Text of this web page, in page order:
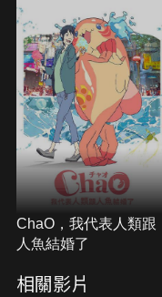
建築師納蘭巴耶爾（
計謀而結婚，扮演著
也沒察覺的情況下墜
卻無法說出真相。兩
家的未來…。
ChaO，我代表人類跟
人魚結婚了
相關影片